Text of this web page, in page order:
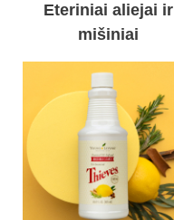
Eteriniai aliejai ir
mišiniai